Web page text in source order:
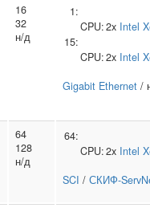
16
32
н/д
1:
CPU:2x Intel
15:
CPU:2x Intel
Gigabit Ethernet /
64
128
н/д
64:
CPU:2x Intel
SCI / СКИФ-